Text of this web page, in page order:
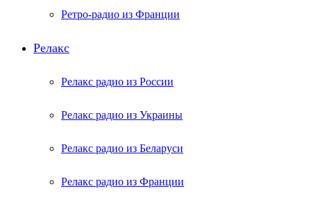
Ретро-радио из Франции
Релакс
Релакс радио из России
Релакс радио из Украины
Релакс радио из Беларуси
Релакс радио из Франции